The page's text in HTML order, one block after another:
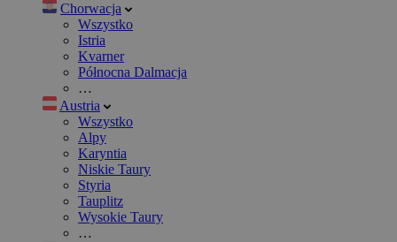
Chorwacja
Wszystko
Istria
Kvarner
Północna Dalmacja
…
Austria
Wszystko
Alpy
Karyntia
Niskie Taury
Styria
Tauplitz
Wysokie Taury
…